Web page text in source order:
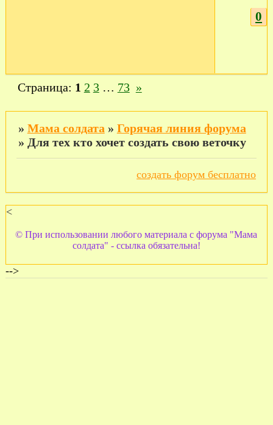
0
Страница: 1 2 3 … 73 »
» Мама солдата » Горячая линия форума
» Для тех кто хочет создать свою веточку
создать форум бесплатно
<
© При использовании любого материала с форума "Мама
солдата" - ссылка обязательна!
-->